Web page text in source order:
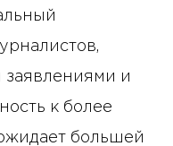
заявлениями и
к более
большей